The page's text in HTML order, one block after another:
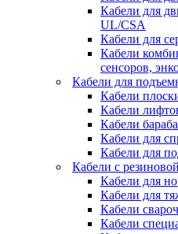
Кабели для
UL/CSA
Кабели для
Кабели
cенсоров,
Кабели для
Кабели
Кабели
Кабели
Кабели для
Кабели для
Кабели с
Кабели для
Кабели для
Кабели
Кабели